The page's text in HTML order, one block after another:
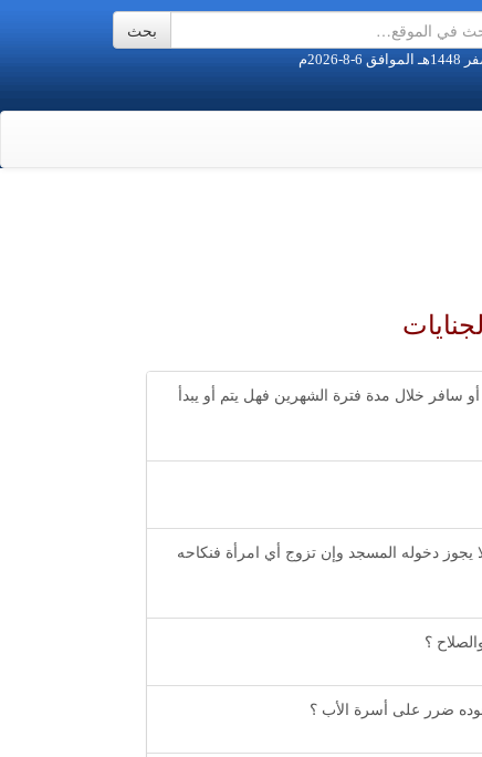
سافر خلال مدة فترة الشهرين فهل يتم أو يبدأ
دخوله المسجد وإن تزوج أي امرأة فنكاحه
؟
ضرر على أسرة الأب ؟